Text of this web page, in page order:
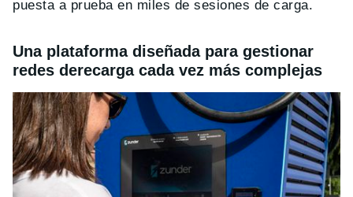
puesta a prueba en miles de sesiones de carga.
Una plataforma diseñada para gestionar
redes derecarga cada vez más complejas